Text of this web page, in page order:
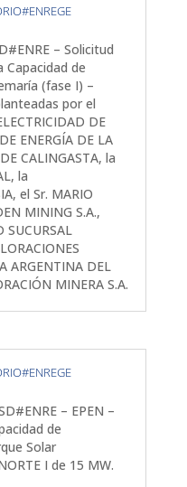
– Solicitud
Capacidad de
(fase I) –
por el
DE
ENERGÍA DE LA
CALINGASTA, la
la
el Sr. MARIO
MINING S.A.,
SUCURSAL
ARGENTINA DEL
MINERA S.A.
– EPEN –
de
Solar
I de 15 MW.